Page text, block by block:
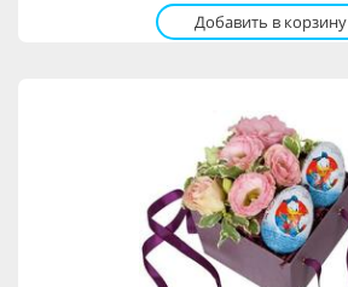
Добавить в корзину